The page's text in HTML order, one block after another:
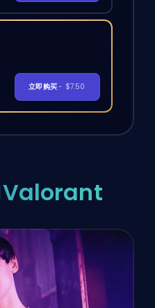
立即购买- $7.50
Valorant